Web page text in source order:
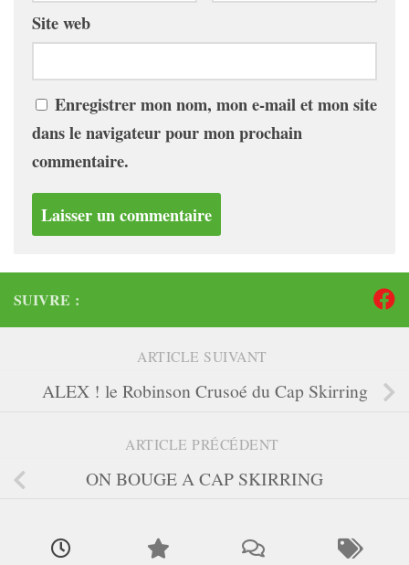
Site web
Enregistrer mon nom, mon e-mail et mon site
dans le navigateur pour mon prochain
commentaire.
SUIVRE :
ARTICLE SUIVANT
ALEX ! le Robinson Crusoé du Cap Skirring
ARTICLE PRÉCÉDENT
ON BOUGE A CAP SKIRRING